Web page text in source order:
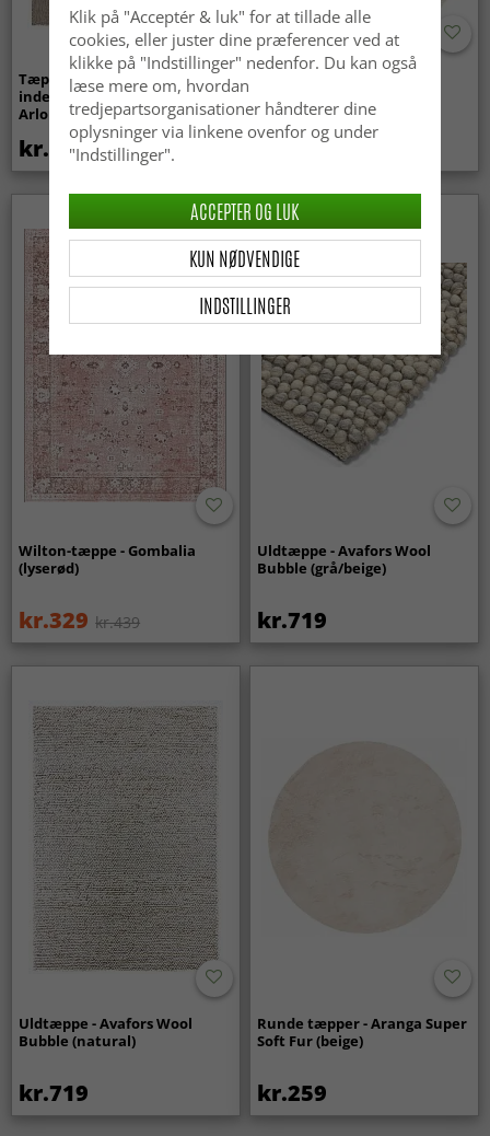
Tæpper til
indendørs/udendørs brug -
Arlo (beige)
kr.439
Bølget ryatæppe - Aranga
kr.369
Wilton-tæppe - Gombalia
(lyserød)
kr.329 kr.439
Nyhed
Uldtæppe - Avafors Wool
Bubble (grå/beige)
kr.719
Uldtæppe - Avafors Wool
Bubble (natural)
kr.719
Runde tæpper - Aranga Super
Soft Fur (beige)
kr.259
Klik på "Acceptér & luk" for at tillade alle
cookies, eller juster dine præferencer ved at
klikke på "Indstillinger" nedenfor. Du kan også
læse mere om, hvordan
tredjepartsorganisationer håndterer dine
oplysninger via linkene ovenfor og under
"Indstillinger".
INDSTILLINGER
KUN NØDVENDIGE
ACCEPTER OG LUK